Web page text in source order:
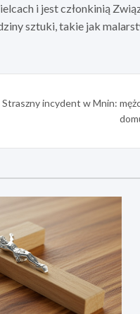
i jest członkinią
sztuki, takie jak
Straszny incydent w Mnin: